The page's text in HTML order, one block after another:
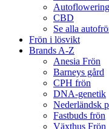
CBD
Se alla
Frön i lösvikt
Brands A-Z
Anesia Frön
Barneys gård
CPH frön
DNA-genetik
Nederländsk
Fastbuds frön
Växthus Frön